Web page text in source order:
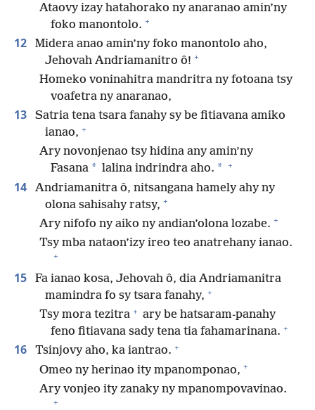
Ataovy izay hatahorako ny anaranao amin’ny
foko manontolo. +
12
Midera anao amin’ny foko manontolo aho,
Jehovah Andriamanitro ô! +
Homeko voninahitra mandritra ny fotoana tsy
voafetra ny anaranao,
13
Satria tena tsara fanahy sy be fitiavana amiko
ianao, +
Ary novonjenao tsy hidina any amin’ny
Fasana * lalina indrindra aho. * +
14
Andriamanitra ô, nitsangana hamely ahy ny
olona sahisahy ratsy, +
Ary nifofo ny aiko ny andian’olona lozabe. +
Tsy mba nataon’izy ireo teo anatrehany ianao.
+
15
Fa ianao kosa, Jehovah ô, dia Andriamanitra
mamindra fo sy tsara fanahy, +
Tsy mora tezitra + ary be hatsaram-panahy
feno fitiavana sady tena tia fahamarinana. +
16 Tsinjovy aho, ka iantrao. +
Omeo ny herinao ity mpanomponao, +
Ary vonjeo ity zanaky ny mpanompovavinao.
+